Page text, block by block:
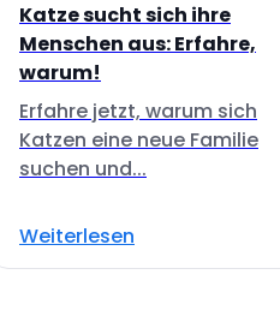
Katze sucht sich ihre
Menschen aus: Erfahre,
warum!
Erfahre jetzt, warum sich
Katzen eine neue Familie
suchen und...
Weiterlesen